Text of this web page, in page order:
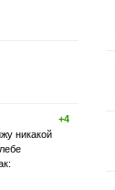
+4
никакой